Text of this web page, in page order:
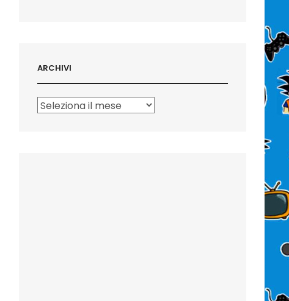
ARCHIVI
Archivi